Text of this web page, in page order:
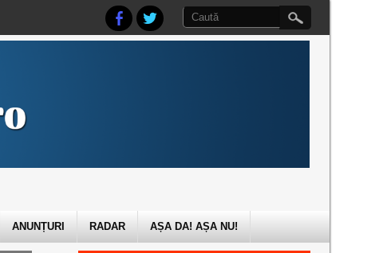
ANUNȚURI RADAR AȘA DA! AȘA NU!